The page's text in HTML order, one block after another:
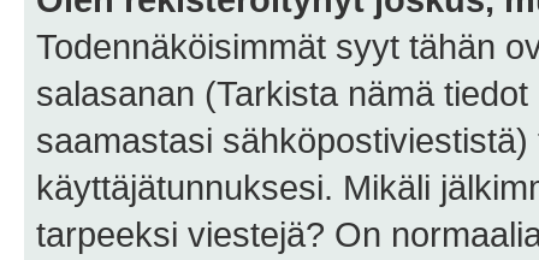
Todennäköisimmät syyt tähän
salasanan (Tarkista nämä
saamastasi
käyttäjätunnuksesi. Mikäli
tarpeeksi viestejä? On